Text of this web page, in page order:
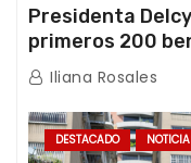
Presidenta
primeros 200
de los Abuelos
Iliana Rosales
DESTACADO